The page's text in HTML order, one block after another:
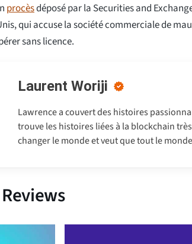
procèsdéposé par la Securities and
qui accuse la société commerciale de
sans licence.
Laurent Woriji
Lawrence a couvert des histoires
trouve les histoires liées à la blockchain
changer le monde et veut que tout le